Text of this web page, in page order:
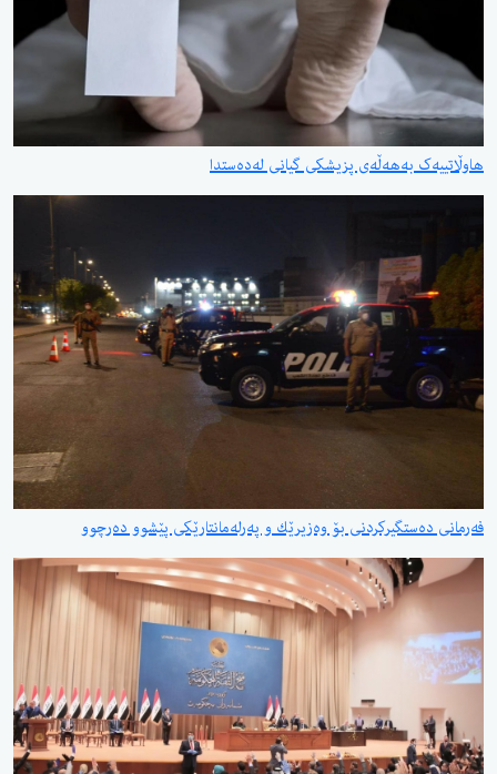
هاوڵاتییەک بەهەڵەی پزیشکی گیانی لەدەستدا
فەرمانی دەستگیركردنی بۆ وەزیرێك و پەرلەمانتارێكی پێشوو دەرچوو